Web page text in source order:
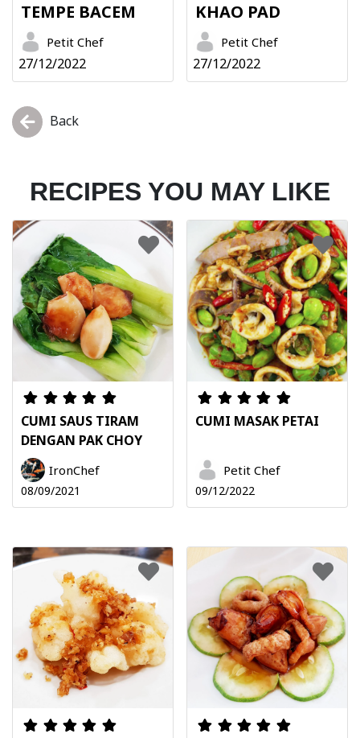
TEMPE BACEM
Petit Chef
27/12/2022
KHAO PAD
Petit Chef
27/12/2022
Back
RECIPES YOU MAY LIKE
CUMI SAUS TIRAM
DENGAN PAK CHOY
IronChef
08/09/2021
CUMI MASAK PETAI
Petit Chef
09/12/2022